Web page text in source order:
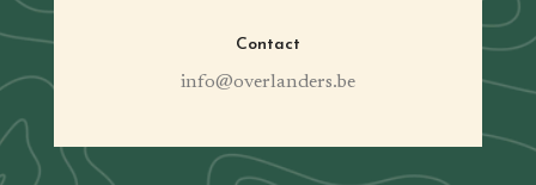
Contact
info@overlanders.be